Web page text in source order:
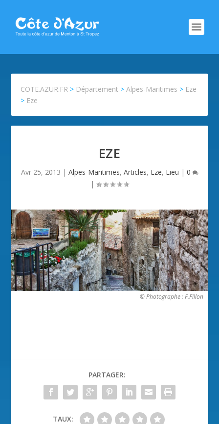
COTE.AZUR.FR > Département >Alpes-Maritimes > Eze
> Eze
EZE
Avr 25, 2013 | Alpes-Maritimes, Articles, Eze, Lieu | 0
|
© Photographe : F.Fillon
PARTAGER:
TAUX: